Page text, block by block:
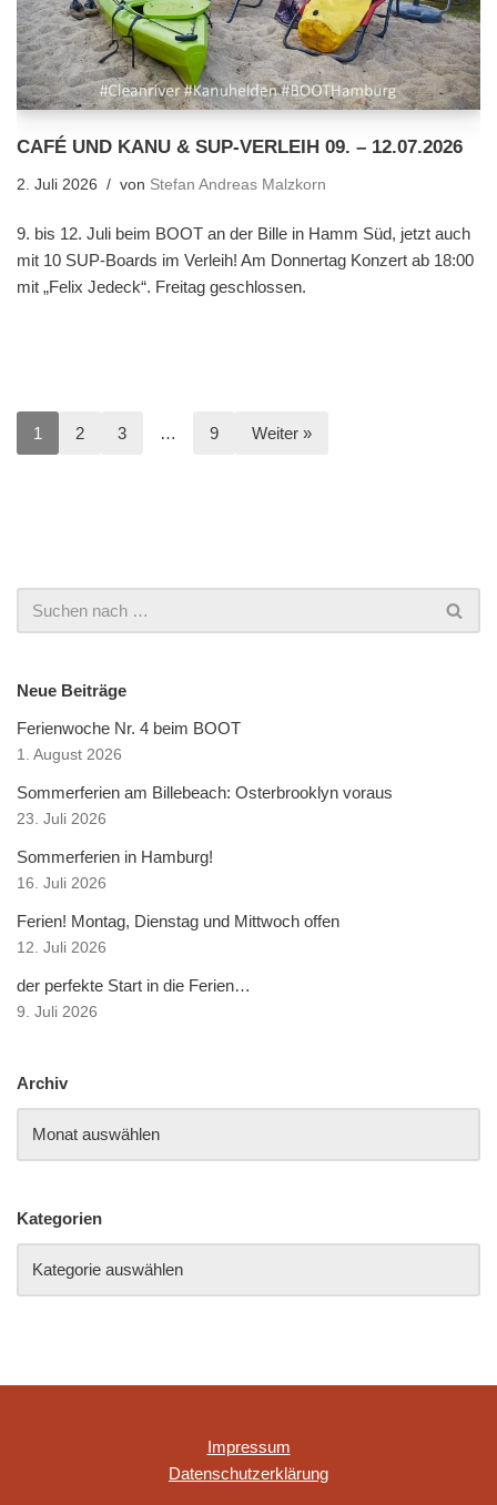
CAFÉ UND KANU & SUP-VERLEIH 09. – 12.07.2026
2. Juli 2026 von Stefan Andreas Malzkorn
9. bis 12. Juli beim BOOT an der Bille in Hamm Süd, jetzt auch
mit 10 SUP-Boards im Verleih! Am Donnertag Konzert ab 18:00
mit „Felix Jedeck“. Freitag geschlossen.
1 2 3 … 9 Weiter »
Neue Beiträge
Ferienwoche Nr. 4 beim BOOT
1. August 2026
Sommerferien am Billebeach: Osterbrooklyn voraus
23. Juli 2026
Sommerferien in Hamburg!
16. Juli 2026
Ferien! Montag, Dienstag und Mittwoch offen
12. Juli 2026
der perfekte Start in die Ferien…
9. Juli 2026
Archiv
Kategorien
Impressum
Datenschutzerklärung